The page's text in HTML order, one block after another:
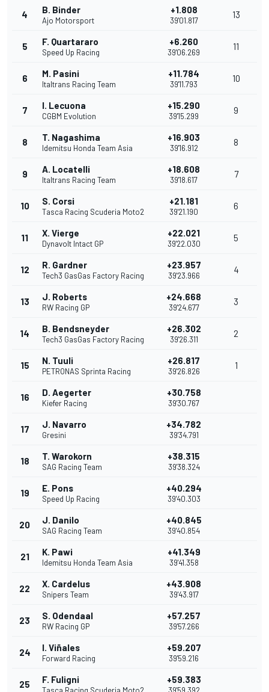
4 B. Binder
Ajo Motorsport
+1.808
39'01.817
13
5 F. Quartararo
Speed Up Racing
+6.260
39'06.269
11
6 M. Pasini
Italtrans Racing Team
+11.784
39'11.793
10
7 I. Lecuona
CGBM Evolution
+15.290
39'15.299
9
8 T. Nagashima
Idemitsu Honda Team Asia
+16.903
39'16.912
8
9 A. Locatelli
Italtrans Racing Team
+18.608
39'18.617
7
10 S. Corsi
Tasca Racing Scuderia Moto2
+21.181
39'21.190
6
11 X. Vierge
Dynavolt Intact GP
+22.021
39'22.030
5
12 R. Gardner
Tech3 GasGas Factory Racing
+23.957
39'23.966
4
13 J. Roberts
RW Racing GP
+24.668
39'24.677
3
14 B. Bendsneyder
Tech3 GasGas Factory Racing
+26.302
39'26.311
2
15 N. Tuuli
PETRONAS Sprinta Racing
+26.817
39'26.826
1
16 D. Aegerter
Kiefer Racing
+30.758
39'30.767
17 J. Navarro
Gresini
+34.782
39'34.791
18 T. Warokorn
SAG Racing Team
+38.315
39'38.324
19 E. Pons
Speed Up Racing
+40.294
39'40.303
20 J. Danilo
SAG Racing Team
+40.845
39'40.854
21 K. Pawi
Idemitsu Honda Team Asia
+41.349
39'41.358
22 X. Cardelus
Snipers Team
+43.908
39'43.917
23 S. Odendaal
RW Racing GP
+57.257
39'57.266
24 I. Viñales
Forward Racing
+59.207
39'59.216
25 F. Fuligni +59.383